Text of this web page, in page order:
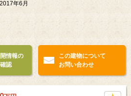
2017年6月
情報の
確認
この建物について
お問い合わせ